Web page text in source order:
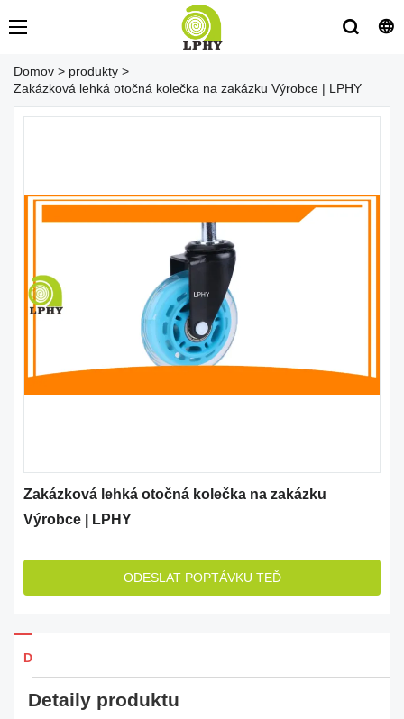
Domov > produkty >
Zakázková lehká otočná kolečka na zakázku Výrobce | LPHY
Zakázková lehká otočná kolečka na zakázku
Výrobce | LPHY
ODESLAT POPTÁVKU TEĎ
Detaily produkty
Detaily produktu